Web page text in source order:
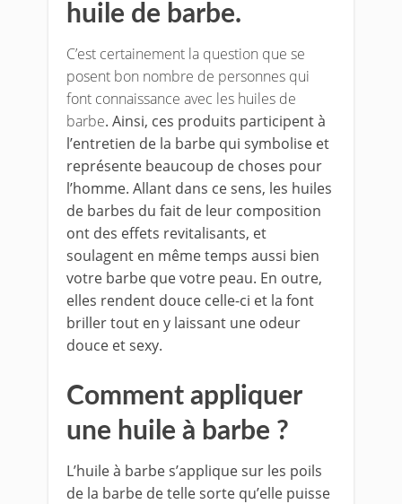
huile de barbe.
C’est certainement la question que se
posent bon nombre de personnes qui
font connaissance avec les huiles de
barbe. Ainsi, ces produits participent à
l’entretien de la barbe qui symbolise et
représente beaucoup de choses pour
l’homme. Allant dans ce sens, les huiles
de barbes du fait de leur composition
ont des effets revitalisants, et
soulagent en même temps aussi bien
votre barbe que votre peau. En outre,
elles rendent douce celle-ci et la font
briller tout en y laissant une odeur
douce et sexy.
Comment appliquer
une huile à barbe ?
L’huile à barbe s’applique sur les poils
de la barbe de telle sorte qu’elle puisse